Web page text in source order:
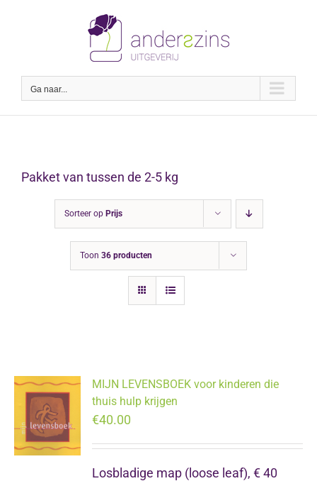
Ga naar...
Pakket van tussen de 2-5 kg
Sorteer op Prijs
Toon 36 producten
MIJN LEVENSBOEK voor kinderen die
thuis hulp krijgen
€40.00
Losbladige map (loose leaf), € 40